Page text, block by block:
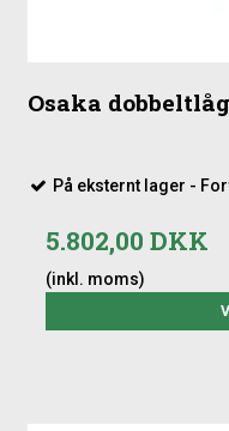
Osaka
På eksternt lager -
5.802,00 DKK
(inkl. moms)